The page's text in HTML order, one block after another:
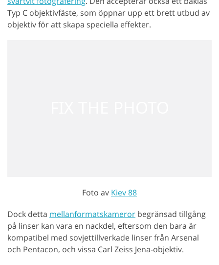
Typ C objektivfäste, som öppnar upp ett brett utbud av
objektiv för att skapa speciella effekter.
Foto av Kiev 88
Dock detta mellanformatskameror begränsad tillgång
på linser kan vara en nackdel, eftersom den bara är
kompatibel med sovjettillverkade linser från Arsenal
och Pentacon, och vissa Carl Zeiss Jena-objektiv.